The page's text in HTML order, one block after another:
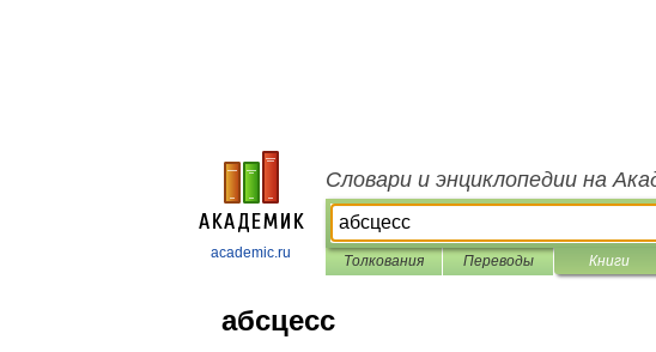
academic.ru
Словари и энциклопедии на
Толкования Переводы Книги
абсцесс